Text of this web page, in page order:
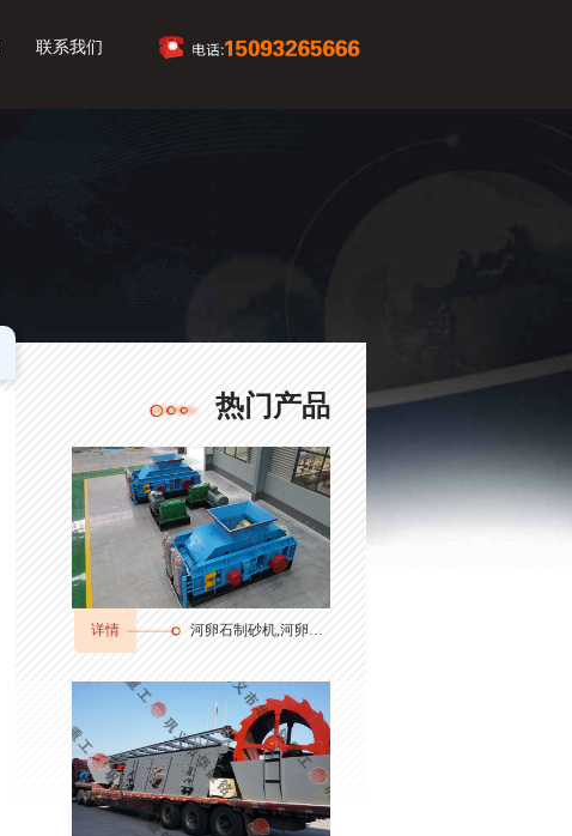
联系我们
热门产品
详情 河卵石制砂机,河卵石制砂机厂家,河卵石制砂机价格